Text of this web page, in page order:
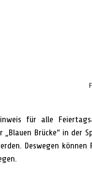
für alle
„Blauen Brücke“ in der
Deswegen können